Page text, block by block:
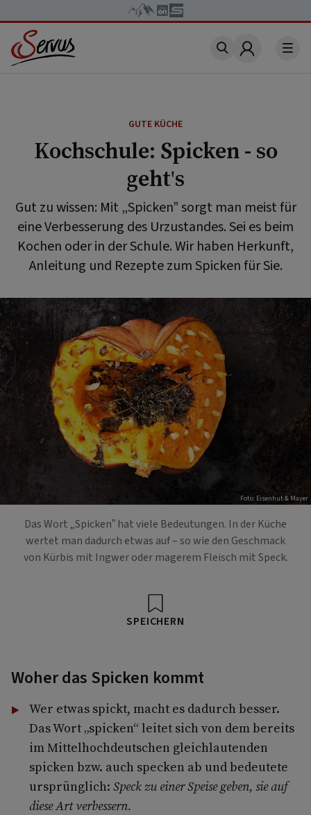
Account
GUTE KÜCHE
Kochschule: Spicken - so
geht's
Gut zu wissen: Mit „Spicken” sorgt man meist für
eine Verbesserung des Urzustandes. Sei es beim
Kochen oder in der Schule. Wir haben Herkunft,
Anleitung und Rezepte zum Spicken für Sie.
Foto: Eisenhut & Mayer
Das Wort „Spicken” hat viele Bedeutungen. In der Küche
wertet man dadurch etwas auf – so wie den Geschmack
von Kürbis mit Ingwer oder magerem Fleisch mit Speck.
SPEICHERN
Woher das Spicken kommt
Wer etwas spickt, macht es dadurch besser.
Das Wort „spicken“ leitet sich von dem bereits
im Mittelhochdeutschen gleichlautenden
spicken bzw. auch specken ab und bedeutete
ursprünglich: Speck zu einer Speise geben, sie auf
diese Art verbessern.